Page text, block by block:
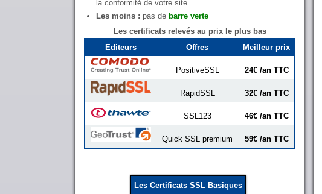
la conformité de votre site
Les moins : pas de barre verte
Les certificats relevés au prix le plus bas
Editeurs
Offres Meilleur prix
PositiveSSL 24€ /an TTC
RapidSSL 32€ /an TTC
SSL123 46€ /an TTC
Quick SSL premium 59€ /an TTC
Les Certificats SSL Basiques